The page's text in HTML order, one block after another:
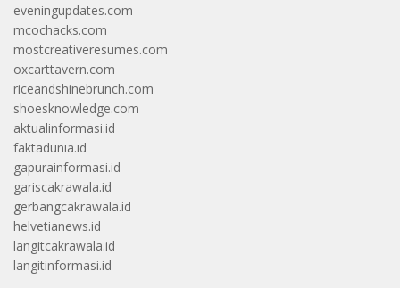
eveningupdates.com
mcochacks.com
mostcreativeresumes.com
oxcarttavern.com
riceandshinebrunch.com
shoesknowledge.com
aktualinformasi.id
faktadunia.id
gapurainformasi.id
gariscakrawala.id
gerbangcakrawala.id
helvetianews.id
langitcakrawala.id
langitinformasi.id